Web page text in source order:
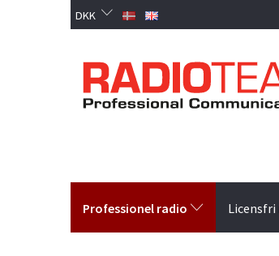
DKK
Professionel radio Licensfri